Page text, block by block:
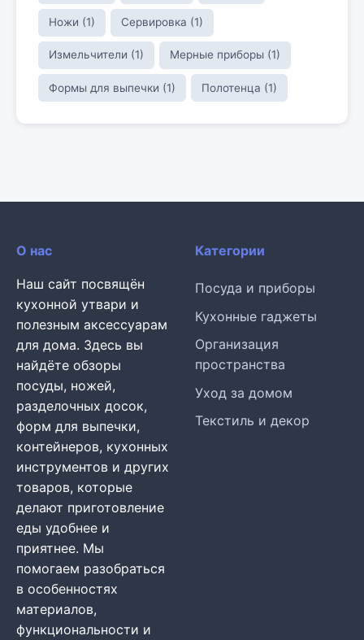
Ножи (1) Сервировка (1)
Измельчители (1) Мерные приборы (1)
Формы для выпечки (1) Полотенца (1)
О нас
Наш сайт посвящён
кухонной утвари и
полезным аксессуарам
для дома. Здесь вы
найдёте обзоры
посуды, ножей,
разделочных досок,
форм для выпечки,
контейнеров, кухонных
инструментов и других
товаров, которые
делают приготовление
еды удобнее и
приятнее. Мы
помогаем разобраться
в особенностях
материалов,
функциональности и
Категории
Посуда и приборы
Кухонные гаджеты
Организация
пространства
Уход за домом
Текстиль и декор